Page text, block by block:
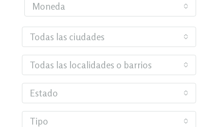
Moneda
Todas las ciudades
Todas las localidades o barrios
Estado
Tipo